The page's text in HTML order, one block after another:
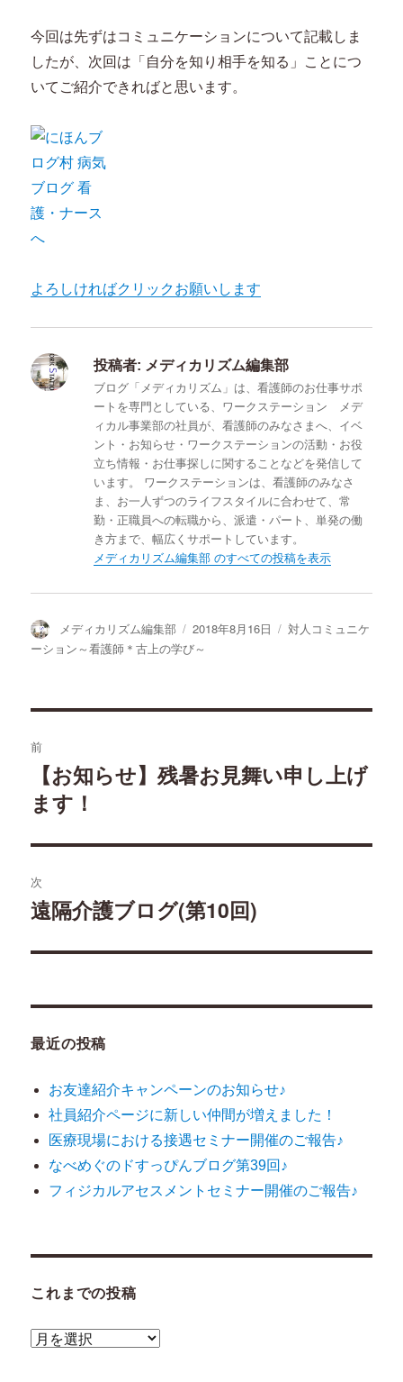
今回は先ずはコミュニケーションについて記載しま
したが、次回は「自分を知り相手を知る」ことにつ
いてご紹介できればと思います。
よろしければクリックお願いします
投稿者: メディカリズム編集部
ブログ「メディカリズム」は、看護師のお仕事サポ
ートを専門としている、ワークステーション メデ
ィカル事業部の社員が、看護師のみなさまへ、イベ
ント・お知らせ・ワークステーションの活動・お役
立ち情報・お仕事探しに関することなどを発信して
います。 ワークステーションは、看護師のみなさ
ま、お一人ずつのライフスタイルに合わせて、常
勤・正職員への転職から、派遣・パート、単発の働
き方まで、幅広くサポートしています。
メディカリズム編集部 のすべての投稿を表示
投
稿
メディカリズム編集部
投
稿
2018年8月16日
カ
対人コミュニケ
ーション～看護師＊古上の学び～
稿
ナ
ビ
ゲ
ー
シ
ン
前
去
投
稿:
【お知らせ】残暑お見舞い申し上げ
ます！
次
次
投
遠隔介護ブログ(第10回)
最近の投稿
お友達紹介キャンペーンのお知らせ♪
社員紹介ページに新しい仲間が増えました！
医療現場における接遇セミナー開催のご報告♪
なべめぐのドすっぴんブログ第39回♪
フィジカルアセスメントセミナー開催のご報告♪
これまでの投稿
こ